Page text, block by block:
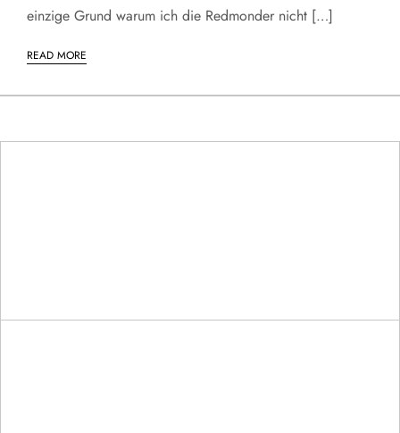
einzige Grund warum ich die Redmonder nicht […]
READ MORE